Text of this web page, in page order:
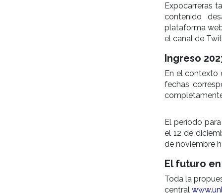
Expocarreras
contenido
plataforma
el canal de
Ingreso
En el contexto
fechas
El período
el 12 de
de noviembre
El futuro
Toda la
central